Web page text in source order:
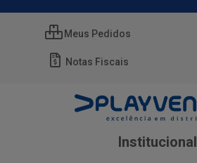
Meus Pedidos
Notas Fiscais
Institucional